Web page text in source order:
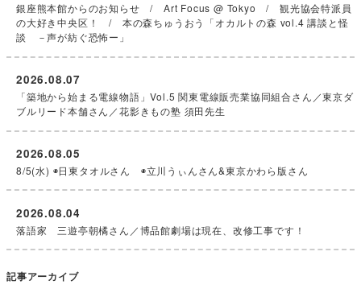
銀座熊本館からのお知らせ / Art Focus @ Tokyo / 観光協会特派員
の大好き中央区！ / 本の森ちゅうおう「オカルトの森 vol.4 講談と怪
談 －声が紡ぐ恐怖ー」
「築地から始まる電線物語」Vol.5 関東電線販売業協同組合さん／東京ダ
ブルリード本舗さん／花影きもの塾 須田先生
2026.08.07
8/5(水) ◉日東タオルさん ◉立川うぃんさん&東京かわら版さん
2026.08.05
落語家 三遊亭朝橘さん／博品館劇場は現在、改修工事です！
2026.08.04
記事アーカイブ